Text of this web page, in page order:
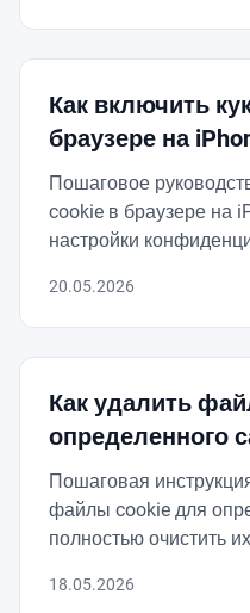
Как включить
браузере на
инструкция
Пошаговое
cookie в браузере на
настройки
20.05.2026
Как удалить
определенного
для всех
Пошаговая
файлы cookie для
полностью очистить
18.05.2026